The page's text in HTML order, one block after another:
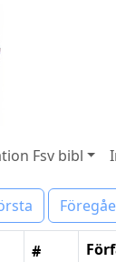
Fsv bibl
#